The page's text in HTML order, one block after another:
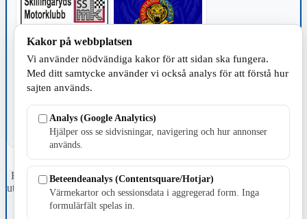
TILLVERKNING
Fristående webbtidningsföretag grundat 1991 som sedan 2002 ger
ut tidningen Skillingaryd.nu och 2010 lanserades Värnamo.nu. Från
april 2026 omfattar Skillingaryd.nu tre kommuner: Gnosjö,
Värnamo och Vaggeryds kommun.
Kakor på webbplatsen
Vi använder nödvändiga kakor för att sidan ska fungera.
Med ditt samtycke använder vi också analys för att förstå hur
sajten används.
Analys (Google Analytics)
Hjälper oss se sidvisningar, navigering och hur annonser
används.
Beteendeanalys (Contentsquare/Hotjar)
Värmekartor och sessionsdata i aggregerad form. Inga
formulärfält spelas in.